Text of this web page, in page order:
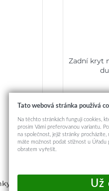
Zadní kryt
Tato webová stránka používá
Na těchto stránkách fungují cookies,
prosím Vámi preferovanou variantu.
na společnost, jejíž stránky
máte možnost podat stížnost u Úřadu
obratem vyřešit.